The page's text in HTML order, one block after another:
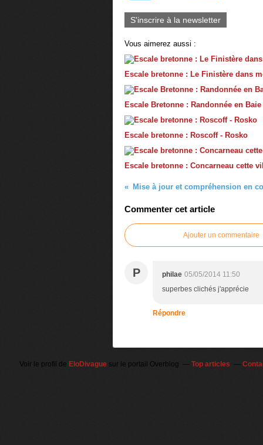
S'inscrire à la newsletter
Vous aimerez aussi :
Escale bretonne : Le Finistère dans
Escale Bretonne : Randonnée en
Escale bretonne : Roscoff - Rosko
Escale bretonne : Concarneau cette
Mise à jour et compréhension en
Commenter cet article
Ajouter un commentaire
P philae 05/05/2014 11:50
superbes clichés j'apprécie
Répondre
Voir le profil de EloDivague sur le portail Overblog Top articles